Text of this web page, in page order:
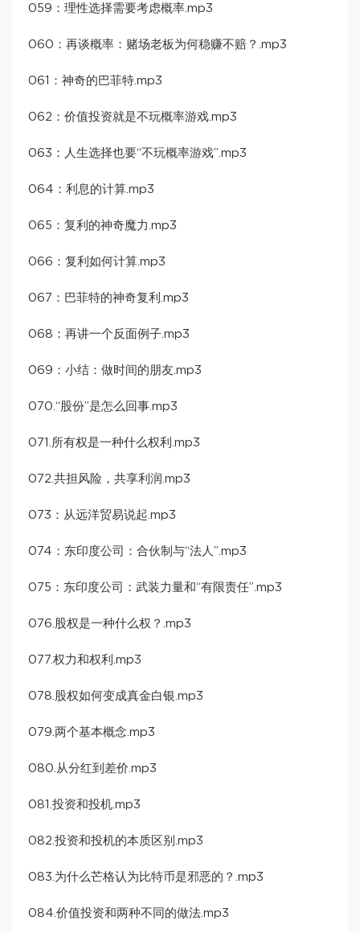
059：理性选择需要考虑概率.mp3
060：再谈概率：赌场老板为何稳赚不赔？.mp3
061：神奇的巴菲特.mp3
062：价值投资就是不玩概率游戏.mp3
063：人生选择也要“不玩概率游戏”.mp3
064：利息的计算.mp3
065：复利的神奇魔力.mp3
066：复利如何计算.mp3
067：巴菲特的神奇复利.mp3
068：再讲一个反面例子.mp3
069：小结：做时间的朋友.mp3
070.“股份”是怎么回事.mp3
071.所有权是一种什么权利.mp3
072.共担风险，共享利润.mp3
073：从远洋贸易说起.mp3
074：东印度公司：合伙制与“法人”.mp3
075：东印度公司：武装力量和“有限责任”.mp3
076.股权是一种什么权？.mp3
077.权力和权利.mp3
078.股权如何变成真金白银.mp3
079.两个基本概念.mp3
080.从分红到差价.mp3
081.投资和投机.mp3
082.投资和投机的本质区别.mp3
083.为什么芒格认为比特币是邪恶的？.mp3
084.价值投资和两种不同的做法.mp3